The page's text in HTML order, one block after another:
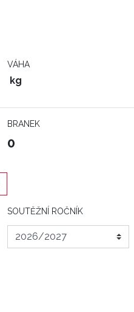
VÁHA
kg
BRANEK
0
SOUTĚŽNÍ ROČNÍK